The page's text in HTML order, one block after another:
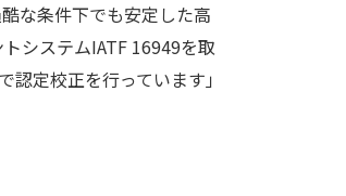
な条件下でも安定した高
システムIATF 16949を取
定校正を行っています」